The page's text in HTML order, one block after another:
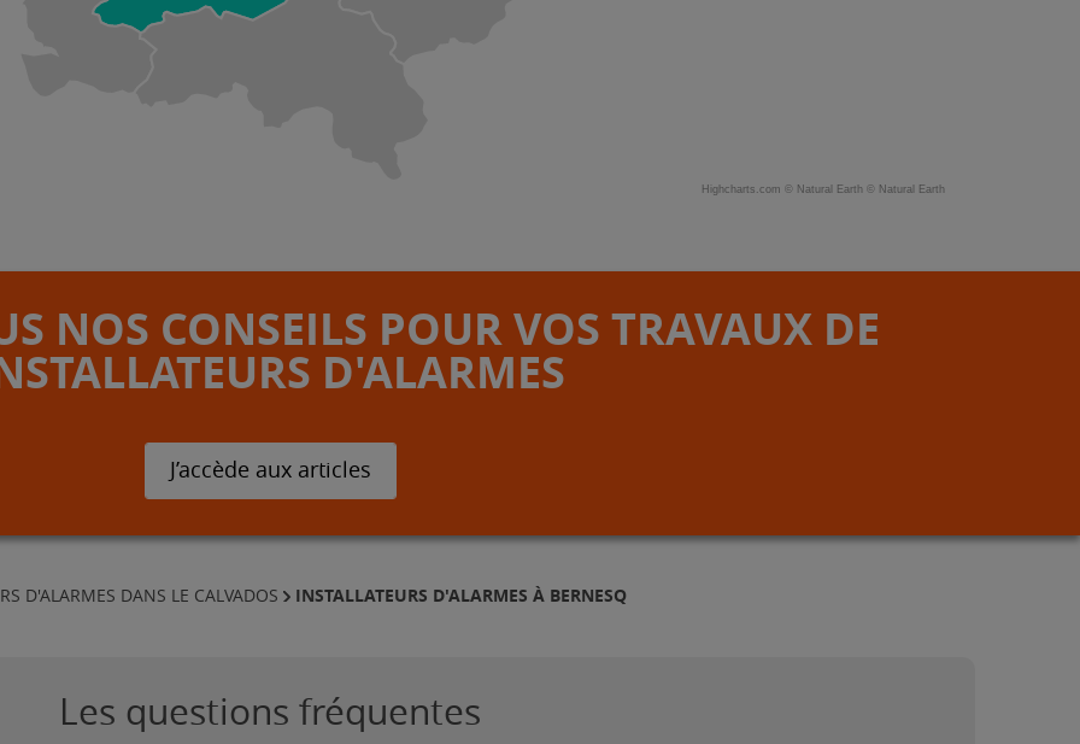
Highcharts.com © Natural Earth © Natural Earth
NOS CONSEILS POUR VOS TRAVAUX DE
D'ALARMES
J’accède aux articles
D'ALARMES DANS LE CALVADOS INSTALLATEURS D'ALARMES À BERNESQ
Les questions fréquentes